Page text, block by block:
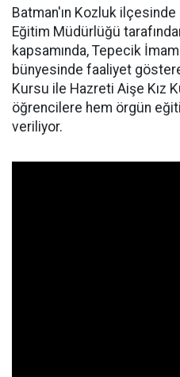
Batman'ın Kozluk
Eğitim Müdürlüğü
kapsamında, Tepecik
bünyesinde faaliyet
Kursu ile Hazreti Aişe Kız
öğrencilere hem örgün
veriliyor.